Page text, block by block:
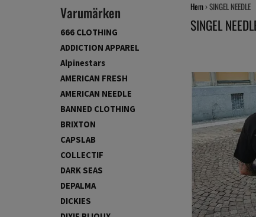
Varumärken
666 CLOTHING
ADDICTION APPAREL
Alpinestars
AMERICAN FRESH
AMERICAN NEEDLE
BANNED CLOTHING
BRIXTON
CAPSLAB
COLLECTIF
DARK SEAS
DEPALMA
DICKIES
Hem › SINGEL NEEDLE
SINGEL